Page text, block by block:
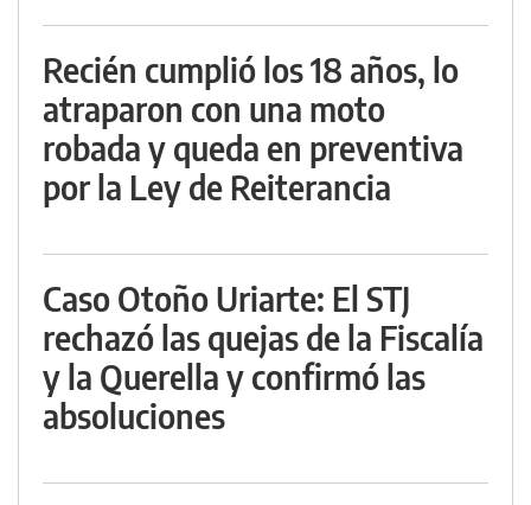
Recién cumplió los 18 años, lo
atraparon con una moto
robada y queda en preventiva
por la Ley de Reiterancia
Caso Otoño Uriarte: El STJ
rechazó las quejas de la Fiscalía
y la Querella y confirmó las
absoluciones